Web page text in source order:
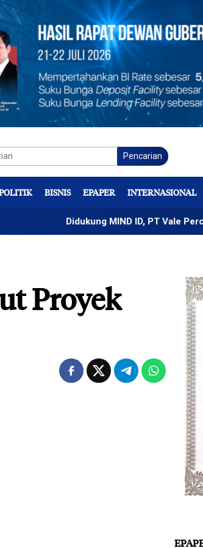
Pencarian
BISNIS EPAPER INTERNASIONAL
Didukung MIND ID, PT Vale Percepat
Proyek